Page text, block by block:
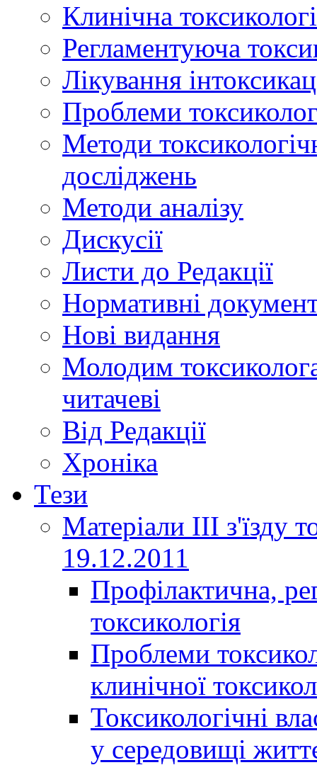
Клинічна
Регламентуюча
Лікування
Проблеми
Методи
досліджень
Методи аналізу
Дискусії
Листи до Редакції
Нормативні
Нові видання
Молодим
читачеві
Від Редакції
Хроніка
Тези
Матеріали ІІІ з'їзду
19.12.2011
Профілактична,
токсикологія
Проблеми
клинічної
Токсикологічні
у середовищі